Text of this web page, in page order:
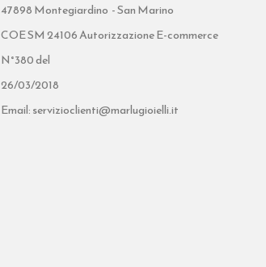
47898 Montegiardino - San Marino
COE SM 24106 Autorizzazione E-commerce
N°380 del
26/03/2018
Email: servizioclienti@marlugioielli.it